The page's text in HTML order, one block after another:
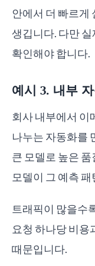
안에서 더 빠르게
생깁니다. 다만
확인해야 합니다.
예시 3. 내부
회사 내부에서 이
나누는 자동화를
큰 모델로 높은
모델이 그 예측
트래픽이 많을수
요청 하나당 비용
때문입니다.